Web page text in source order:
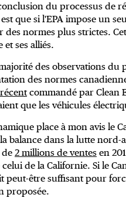
du processus de
que si l'EPA impose un
des normes plus strictes.
et ses alliés.
des observations
des normes
commandé par Clean
que les véhicules
place à mon avis le
balance dans la lutte nord-
2 millions de ventes en
de la Californie. Si le
peut-être suffisant pour
proposée.